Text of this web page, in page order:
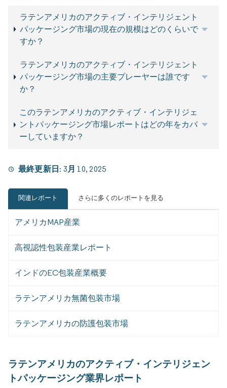
ラテンアメリカのアクティブ・インテリジェント
パッケージング市場の現在の規模はどのくらいで
すか？
ラテンアメリカのアクティブ・インテリジェント
パッケージング市場の主要プレーヤーは誰です
か？
このラテンアメリカのアクティブ・インテリジェ
ントパッケージング市場レポートはどの年をカバ
ーしていますか？
最終更新日: 3月 10, 2025
関連レポート さらに多くのレポートを見る
アメリカMAP産業
高視認性包装産業レポート
インドのEC包装産業概要
ラテンアメリカ無菌包装市場
ラテンアメリカの防護包装市場
ラテンアメリカのアクティブ・インテリジェン
トパッケージング業界レポート